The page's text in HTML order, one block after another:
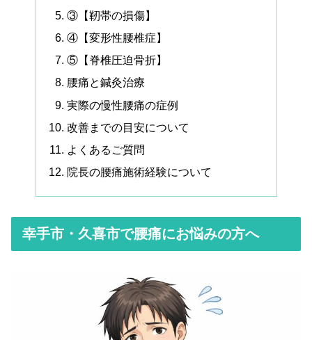
③【靭帯の損傷】
④【変形性腰椎症】
⑤【脊椎圧迫骨折】
腰痛と鍼灸治療
実際の慢性腰痛の症例
改善までの目安について
よくあるご質問
院長の腰痛施術経験について
幸手市・久喜市で腰痛にお悩みの方へ